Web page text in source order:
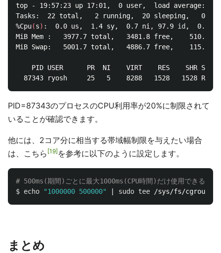
top - 19:57:23 up 17:01,  0 user,  load average:
Tasks:  22 total,   2 running,  20 sleeping,   0
%Cpu(s) :  0.0 us,  1.4 sy,  0.7 ni, 97.9 id ,  0.0
MiB Mem :   3977.7 total,   3481.8 free,
MiB Swap:   5001.7 total,   4886.7 free,    115.0
PID USER      PR
87343 ryosh     25   5    8288   1528   1528 R
PID=87343のプロセスのCPU利用率が20%に制限されて
いることが確認できます。
他には、2コア分に相当する帯域幅制限を与えたい場合
は、こちら 19 を参考に以下のように設定します。
# 500ms(期間)ごとに最大1000ms(CPU時間)だけ使用できる=2コ
$ echo "1000000 500000" sudo tee
まとめ